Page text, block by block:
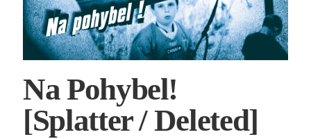
Na Pohybel!
[Splatter / Deleted]